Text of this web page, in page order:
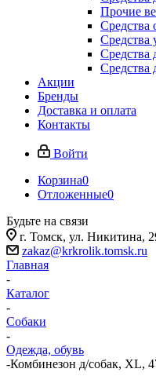
Прочие
Средства
Средства
Средства
Средства
Акции
Бренды
Доставка и оплата
Контакты
Войти
Корзина0
Отложенные0
Будьте на связи
г. Томск, ​ул. Никитина,
zakaz@krkrolik.tomsk.ru
Главная
-
Каталог
-
Собаки
-
Одежда, обувь
-Комбинезон д/собак, XL,